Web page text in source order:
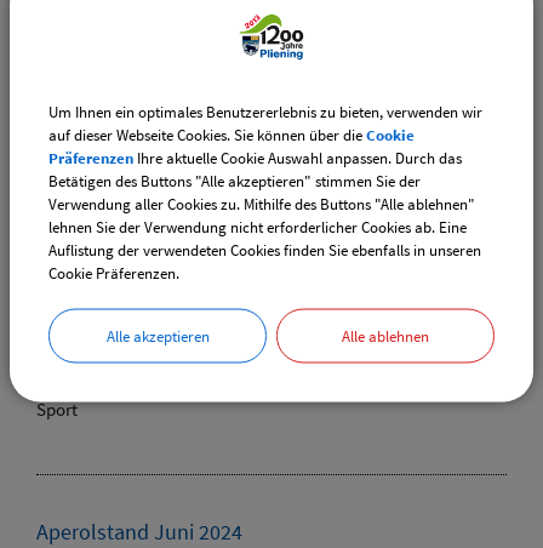
bis 19:00 Uhr
Ort:
Vorplatz Bürgerhaus
Heimspiel Herren 50 Regionalliga
Termin:
22.06.2024 von 12:00bis 14:00 Uhr
Sport
Aperolstand Juni 2024
Um Ihnen ein optimales Benutzererlebnis zu bieten, verwenden wir
auf dieser Webseite Cookies. Sie können über dieCookie
Präferenzen Ihre aktuelle Cookie Auswahl anpassen. Durch das
Betätigen des Buttons "Alle akzeptieren" stimmen Sie der
Verwendung aller Cookies zu. Mithilfe des Buttons "Alle ablehnen"
lehnen Sie der Verwendung nicht erforderlicher Cookies ab. Eine
Auflistung der verwendeten Cookies finden Sie ebenfalls in unseren
Cookie Präferenzen.
Alle akzeptieren Alle ablehnen